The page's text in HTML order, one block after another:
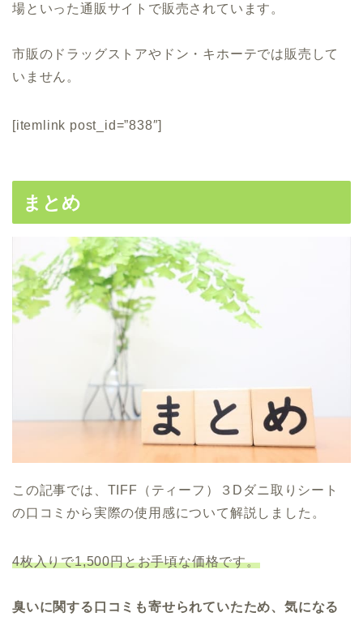
場といった通販サイトで販売されています。
市販のドラッグストアやドン・キホーテでは販売して
いません。
[itemlink post_id=”838″]
まとめ
この記事では、TIFF（ティーフ）３Dダニ取りシート
の口コミから実際の使用感について解説しました。
4枚入りで1,500円とお手頃な価格です。
臭いに関する口コミも寄せられていたため、気になる